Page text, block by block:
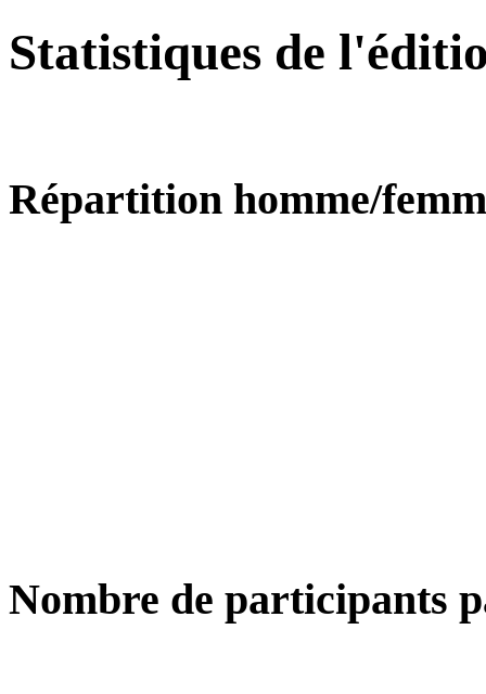
Statistiques de
Répartition homme/
Nombre de participants